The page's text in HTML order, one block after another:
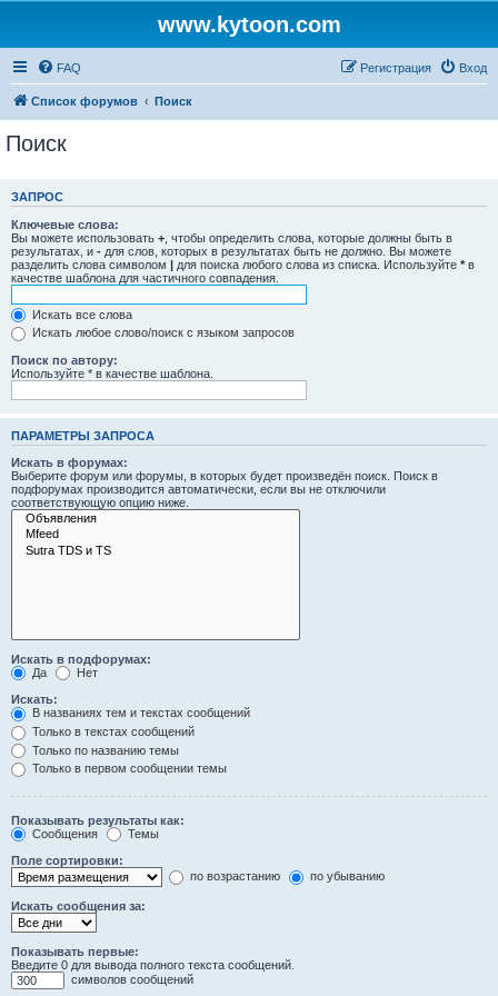
www.kytoon.com
FAQ Вход
Регистрация
Список форумов Поиск
Поиск
ЗАПРОС
Ключевые слова:
Вы можете использовать + , чтобы определить слова, которые должны быть в
результатах, и - для слов, которых в результатах быть не должно. Вы можете
разделить слова символом | для поиска любого слова из списка. Используйте * в
качестве шаблона для частичного совпадения.
Искать все слова
Искать любое слово/поиск с языком запросов
Поиск по автору:
Используйте * в качестве шаблона.
ПАРАМЕТРЫ ЗАПРОСА
Искать в форумах:
Выберите форум или форумы, в которых будет произведён поиск. Поиск в
подфорумах производится автоматически, если вы не отключили
соответствующую опцию ниже.
Искать в подфорумах:
Да
Нет
Искать:
В названиях тем и текстах сообщений
Только в текстах сообщений
Только по названию темы
Только в первом сообщении темы
Показывать результаты как:
Сообщения
Темы
Поле сортировки:
по возрастанию
по убыванию
Искать сообщения за:
Показывать первые:
Введите 0 для вывода полного текста сообщений.
символов сообщений